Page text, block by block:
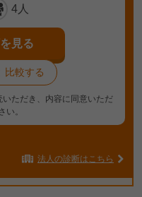
4人
見る
比較する
いただき、内容に同意いただ
い。
法人の診断はこちら